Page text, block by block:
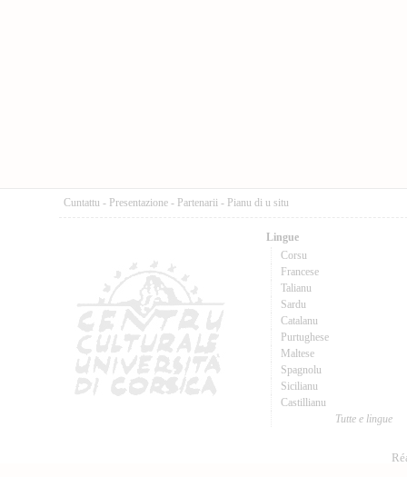
Cuntattu - Presentazione - Partenarii - Pianu di u situ
Lingue
Corsu
Francese
Talianu
Sardu
Catalanu
Purtughese
Maltese
Spagnolu
Sicilianu
Castillianu
Tutte e lingue